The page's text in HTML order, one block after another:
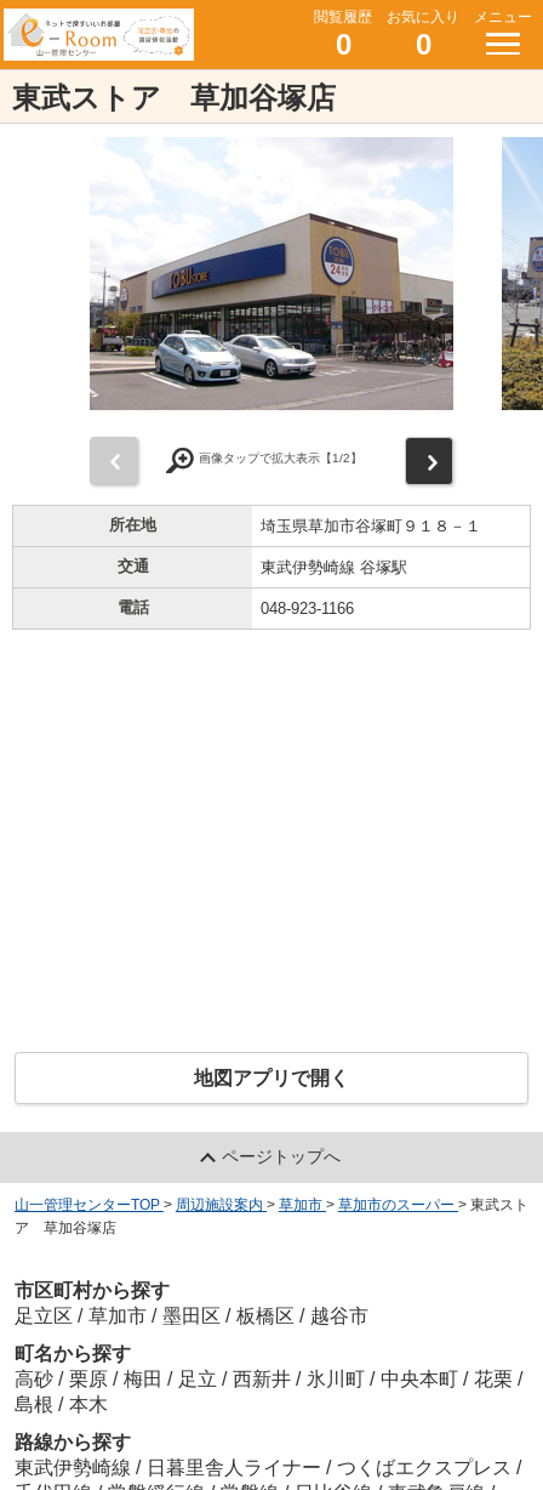
閲覧履歴
0
お気に入り
0
メニュー
東武ストア 草加谷塚店
画像タップで拡大表示【1/2】
所在地 埼玉県草加市谷塚町９１８－１
交通 東武伊勢崎線 谷塚駅
電話 048-923-1166
地図アプリで開く
ページトップへ
山一管理センターTOP > 周辺施設案内 > 草加市 > 草加市のスーパー > 東武スト
ア 草加谷塚店
市区町村から探す
足立区 / 草加市 / 墨田区 / 板橋区 / 越谷市
町名から探す
高砂 / 栗原 / 梅田 / 足立 / 西新井 / 氷川町 / 中央本町 / 花栗 /
島根 / 本木
路線から探す
東武伊勢崎線 / 日暮里舎人ライナー / つくばエクスプレス /